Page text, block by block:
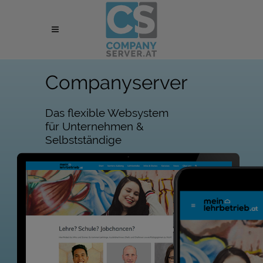
Companyserver
Das flexible Websystem
für Unternehmen &
Selbstständige